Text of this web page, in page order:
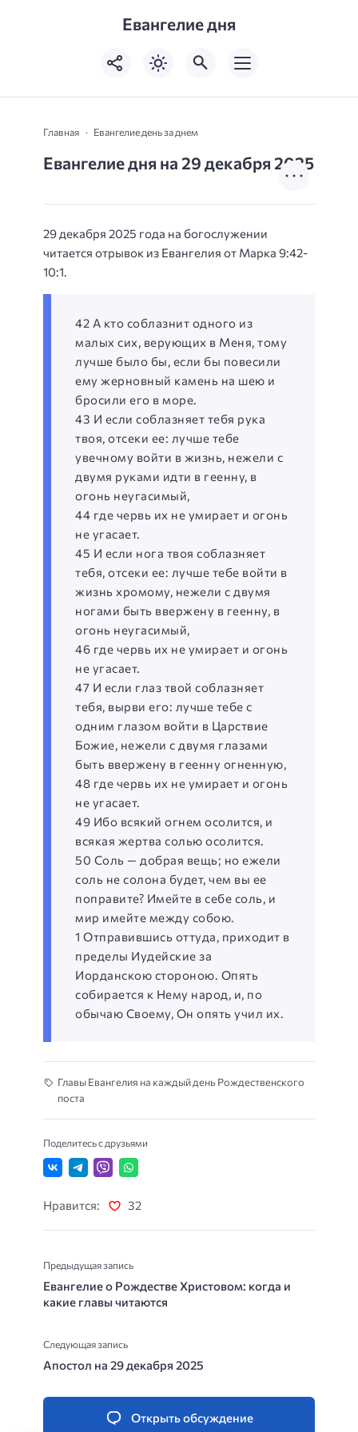
Евангелие дня
Главная Евангелие день за днем
Евангелие дня на 29 декабря 2025
29 декабря 2025 года на богослужении
читается отрывок из Евангелия от Марка 9:42-
10:1.
42 А кто соблазнит одного из
малых сих, верующих в Меня, тому
лучше было бы, если бы повесили
ему жерновный камень на шею и
бросили его в море.
43 И если соблазняет тебя рука
твоя, отсеки ее: лучше тебе
увечному войти в жизнь, нежели с
двумя руками идти в геенну, в
огонь неугасимый,
44 где червь их не умирает и огонь
не угасает.
45 И если нога твоя соблазняет
тебя, отсеки ее: лучше тебе войти в
жизнь хромому, нежели с двумя
ногами быть ввержену в геенну, в
огонь неугасимый,
46 где червь их не умирает и огонь
не угасает.
47 И если глаз твой соблазняет
тебя, вырви его: лучше тебе с
одним глазом войти в Царствие
Божие, нежели с двумя глазами
быть ввержену в геенну огненную,
48 где червь их не умирает и огонь
не угасает.
49 Ибо всякий огнем осолится, и
всякая жертва солью осолится.
50 Соль — добрая вещь; но ежели
соль не солона будет, чем вы ее
поправите? Имейте в себе соль, и
мир имейте между собою.
1 Отправившись оттуда, приходит в
пределы Иудейские за
Иорданскою стороною. Опять
собирается к Нему народ, и, по
обычаю Своему, Он опять учил их.
Главы Евангелия на каждый день Рождественского
поста
Поделитесь с друзьями
Нравится: 32
Предыдущая запись
Евангелие о Рождестве Христовом: когда и
какие главы читаются
Следующая запись
Апостол на 29 декабря 2025
Открыть обсуждение